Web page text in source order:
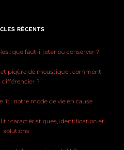
RÉCENTS
: que faut-il jeter ou conserver ?
piqûre de moustique : comment
différencier ?
lit : notre mode de vie en cause
: caractéristiques, identification et
solutions